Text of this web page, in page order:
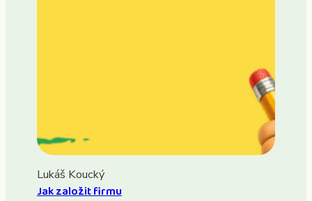
Lukáš Koucký
Jak založit firmu